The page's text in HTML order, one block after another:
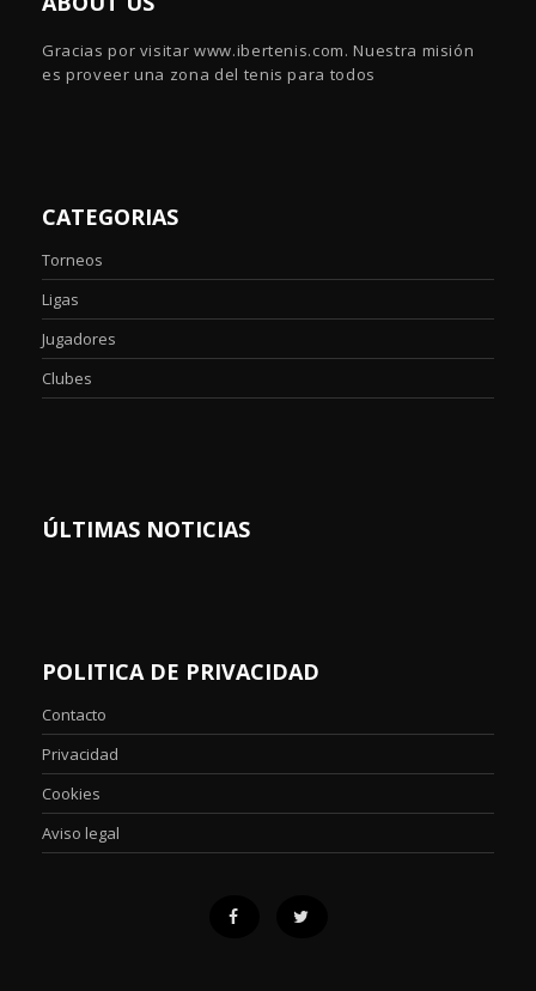
Gracias por visitar www.ibertenis.com. Nuestra misión
es proveer una zona del tenis para todos
CATEGORIAS
Torneos
Ligas
Jugadores
Clubes
ÚLTIMAS NOTICIAS
POLITICA DE PRIVACIDAD
Contacto
Privacidad
Cookies
Aviso legal